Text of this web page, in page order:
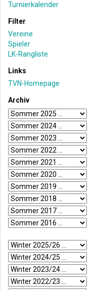
Turnierkalender
Filter
Vereine
Spieler
LK-Rangliste
Links
TVN-Homepage
Archiv